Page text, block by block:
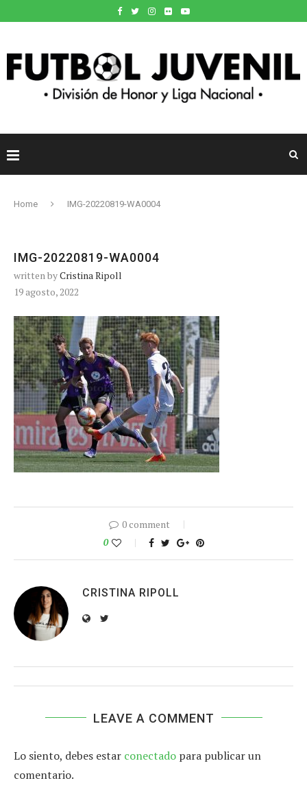
Home IMG-20220819-WA0004
IMG-20220819-WA0004
written byCristina Ripoll
19 agosto, 2022
0 comment
0
CRISTINA RIPOLL
LEAVE A COMMENT
Lo siento, debes estar conectado para publicar un
comentario.